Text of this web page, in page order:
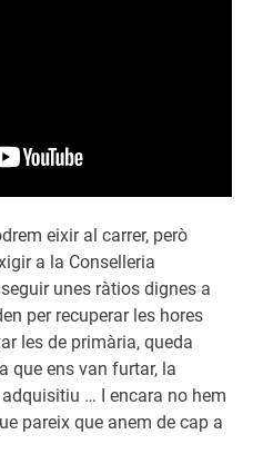
eixir al carrer, però
a la Conselleria
unes ràtios dignes a
per recuperar les hores
les de primària, queda
que ens van furtar, la
… I encara no hem
pareix que anem de cap a